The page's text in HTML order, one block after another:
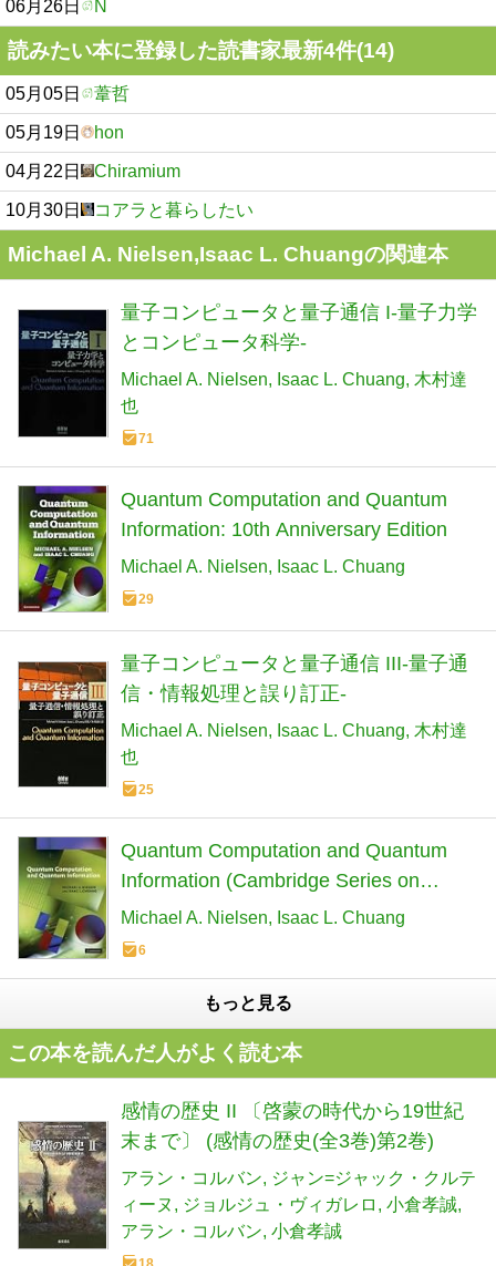
06月26日 N
読みたい本に登録した読書家最新4件(14)
05月05日 葦哲
05月19日 hon
04月22日 Chiramium
10月30日 コアラと暮らしたい
Michael A. Nielsen,Isaac L. Chuangの関連本
量子コンピュータと量子通信 I-量子力学
とコンピュータ科学-
Michael A. Nielsen Isaac L. Chuang 木村達
也
71
Quantum Computation and Quantum
Information: 10th Anniversary Edition
Michael A. Nielsen Isaac L. Chuang
29
量子コンピュータと量子通信 III-量子通
信・情報処理と誤り訂正-
Michael A. Nielsen Isaac L. Chuang 木村達
也
25
Quantum Computation and Quantum
Information (Cambridge Series on
Information and the Natural Sciences)
Michael A. Nielsen Isaac L. Chuang
6
もっと見る
この本を読んだ人がよく読む本
感情の歴史 II 〔啓蒙の時代から19世紀
末まで〕 (感情の歴史(全3巻)第2巻)
アラン・コルバン
ジャン=ジャック・クルテ
ィーヌ
ジョルジュ・ヴィガレロ
小倉孝誠
アラン・コルバン 小倉孝誠